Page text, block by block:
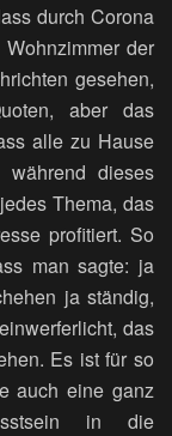
durch Corona
der
gesehen,
aber das
alle zu Hause
dieses
Thema, das
profitiert. So
man sagte: ja
ja ständig,
das
Es ist für so
auch eine ganz
in die